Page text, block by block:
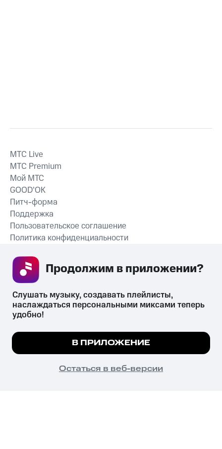
СКАЧАТЬ ПРИЛОЖЕНИЕ
MTС Live
MTС Premium
Мой МТС
GOOD’OK
Питч-форма
Поддержка
Пользовательское соглашение
Политика конфиденциальности
психотропных веществ, их аналогов причиняет вред здоровью,
их незаконный оборот запрещён и влечёт установленную
законодательством ответственность.
© 2026 ООО «КИОН».
Все права защищены
Мы используем куки, чтобы на сайте все
Подробнее
ПОНЯТНО
Слушать музыку, создавать плейлисты,
наслаждаться персональными миксами теперь
удобно!
В ПРИЛОЖЕНИЕ
Остаться в веб-версии